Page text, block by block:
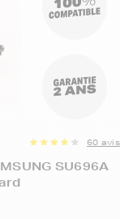
60 avis
SU696A